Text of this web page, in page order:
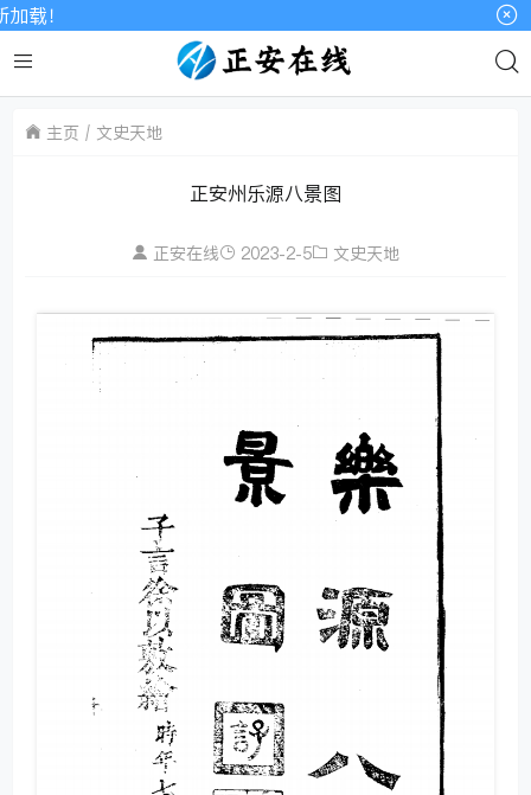
欢迎
主页 文史天地
正安州乐源八景图
正安在线 2023-2-5 文史天地